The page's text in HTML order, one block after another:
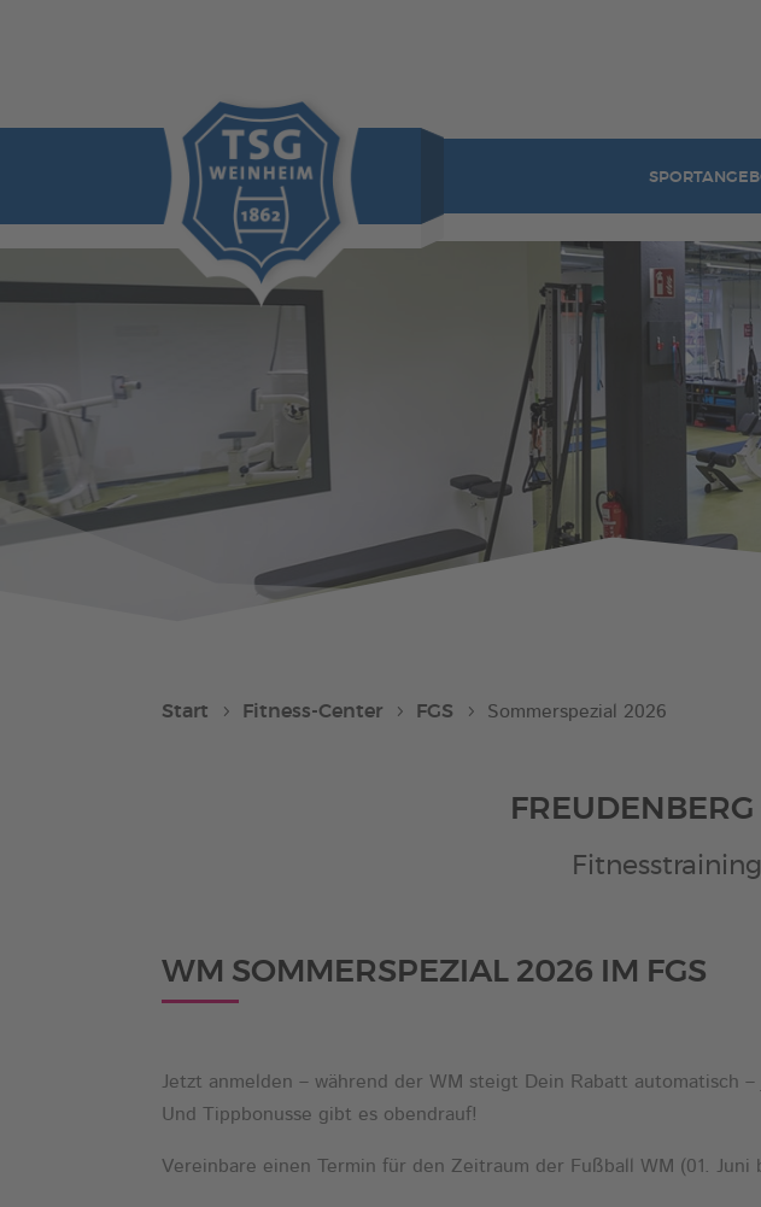
Start Fitness-Center FGS Sommerspezial 2026
WM SOMMERSPEZIAL 2026 IM FGS
Jetzt anmelden – während der WM steigt Dein Rabatt automatisch
Und Tippbonusse gibt es obendrauf!
Vereinbare einen Termin für den Zeitraum der Fußball WM (01. Juni